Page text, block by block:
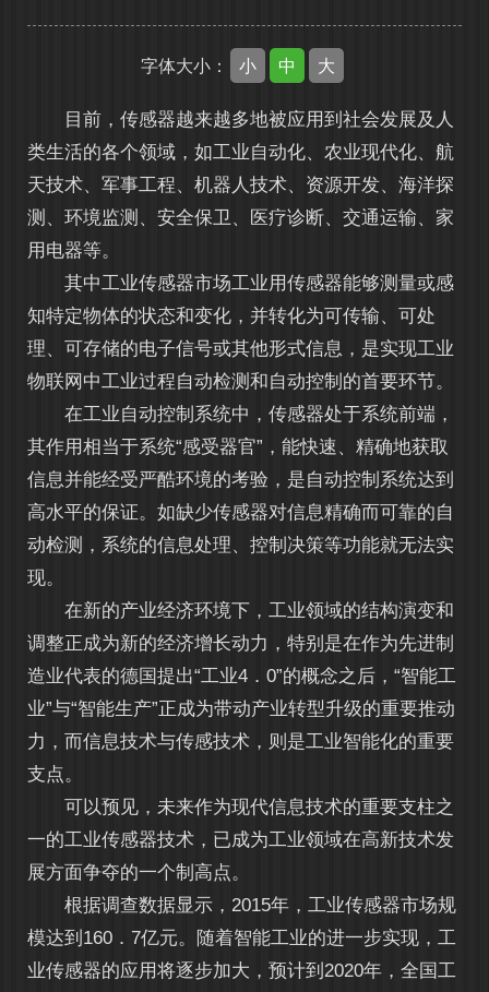
字体大小： 小 中 大
目前，传感器越来越多地被应用到社会发展及人
类生活的各个领域，如工业自动化、农业现代化、航
天技术、军事工程、机器人技术、资源开发、海洋探
测、环境监测、安全保卫、医疗诊断、交通运输、家
用电器等。
其中工业传感器市场工业用传感器能够测量或感
知特定物体的状态和变化，并转化为可传输、可处
理、可存储的电子信号或其他形式信息，是实现工业
物联网中工业过程自动检测和自动控制的首要环节。
在工业自动控制系统中，传感器处于系统前端，
其作用相当于系统“感受器官”，能快速、精确地获取
信息并能经受严酷环境的考验，是自动控制系统达到
高水平的保证。如缺少传感器对信息精确而可靠的自
动检测，系统的信息处理、控制决策等功能就无法实
现。
在新的产业经济环境下，工业领域的结构演变和
调整正成为新的经济增长动力，特别是在作为先进制
造业代表的德国提出“工业4．0”的概念之后，“智能工
业”与“智能生产”正成为带动产业转型升级的重要推动
力，而信息技术与传感技术，则是工业智能化的重要
支点。
可以预见，未来作为现代信息技术的重要支柱之
一的工业传感器技术，已成为工业领域在高新技术发
展方面争夺的一个制高点。
根据调查数据显示，2015年，工业传感器市场规
模达到160．7亿元。随着智能工业的进一步实现，工
业传感器的应用将逐步加大，预计到2020年，全国工